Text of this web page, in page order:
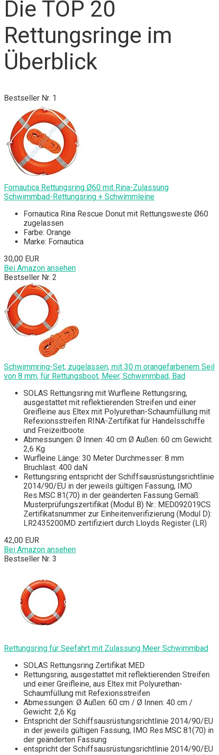
Die TOP 20
Rettungsringe im
Überblick
Bestseller Nr. 1
Fornautica Rettungsring Ø60 mit Rina-Zulassung
Schwimmbad-Rettungsring + Schwimmleine
Fornautica Rina Rescue Donut mit Rettungsweste Ø60
zugelassen
Farbe: Orange
Marke: Fornautica
30,00 EUR
Bei Amazon ansehen
Bestseller Nr. 2
Schwimmring-Set, zugelassen, mit 30 m orangefarbenem Seil
von 8 mm, für Rettungsboot, Meer, Schwimmbad, Bad
SOLAS Rettungsring mit Wurfleine Rettungsring,
ausgestattet mit reflektierenden Streifen und einer
Greifleine aus Eltex mit Polyurethan-Schaumfüllung mit
Refexionsstreifen RINA-Zertifikat für Handelsschiffe
und Freizeitboote.
Abmessungen: Ø Innen: 40 cm Ø Außen: 60 cm Gewicht:
2,6 Kg
Wurfleine Länge: 30 Meter Durchmesser: 8 mm
Bruchlast: 400 daN
Rettungsring entspricht der Schiffsausrüstungsrichtlinie
2014/90/EU in der jeweils gültigen Fassung, IMO
Res.MSC 81(70) in der geänderten Fassung Gemäß:
Musterprüfungszertifikat (Modul B) Nr.: MED092019CS
Zertifikatsnummer zur Einheitenverifizierung (Modul D):
LR2435200MD zertifiziert durch Lloyds Register (LR)
42,00 EUR
Bei Amazon ansehen
Bestseller Nr. 3
Rettungsring für Seefahrt mit Zulassung Meer Schwimmbad
SOLAS Rettungsring Zertifikat MED
Rettungsring, ausgestattet mit reflektierenden Streifen
und einer Greifleine, aus Eltex mit Polyurethan-
Schaumfüllung mit Refexionsstreifen
Abmessungen: Ø Außen: 60 cm / Ø Innen: 40 cm /
Gewicht: 2,6 Kg
Entspricht der Schiffsausrüstungsrichtlinie 2014/90/EU
in der jeweils gültigen Fassung, IMO Res.MSC 81(70) in
der geänderten Fassung
entspricht der Schiffsausrüstungsrichtlinie 2014/90/EU